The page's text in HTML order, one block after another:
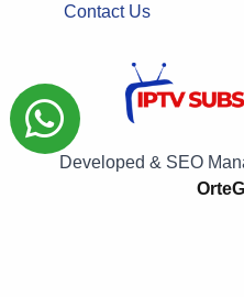
Contact Us
Developed & SEO